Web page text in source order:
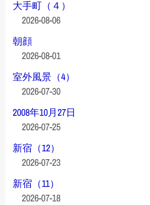
大手町（４）
2026-08-06
朝顔
2026-08-01
室外風景（4）
2026-07-30
2008年10月27日
2026-07-25
新宿（12）
2026-07-23
新宿（11）
2026-07-18